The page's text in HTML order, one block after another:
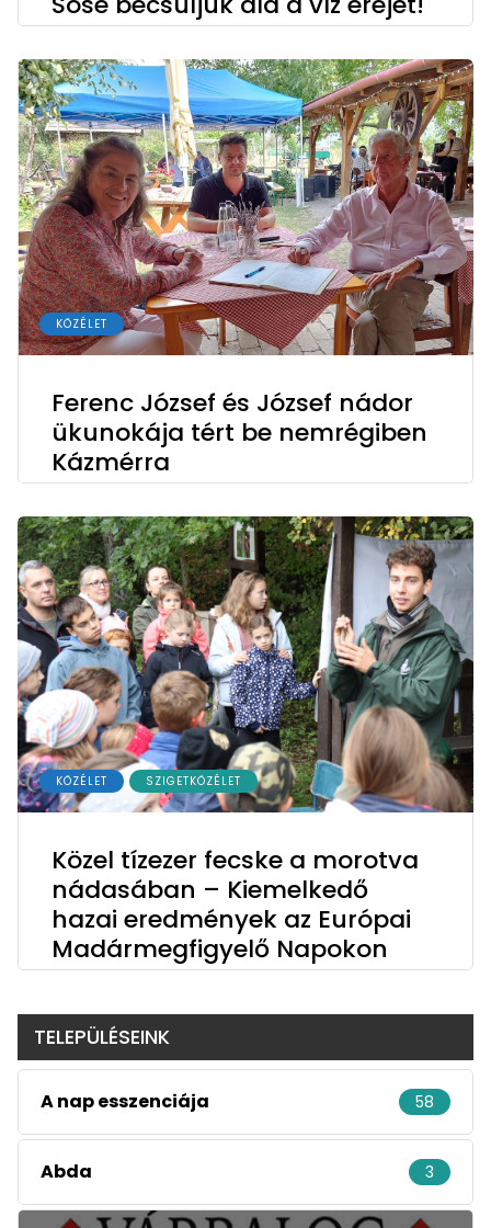
KÖZÉLET
Ferenc József és József nádor
ükunokája tért be nemrégiben
Kázmérra
KÖZÉLET SZIGETKÖZÉLET
Közel tízezer fecske a morotva
nádasában – Kiemelkedő
hazai eredmények az Európai
Madármegfigyelő Napokon
TELEPÜLÉSEINK
A nap esszenciája 58
Abda 3